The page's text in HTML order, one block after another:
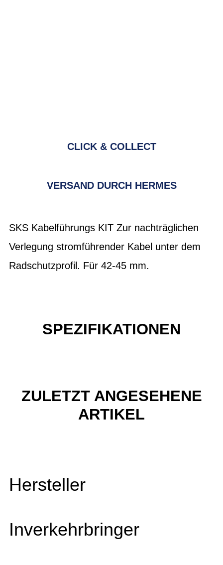
CLICK & COLLECT
VERSAND DURCH HERMES
SKS Kabelführungs KIT Zur nachträglichen
Verlegung stromführender Kabel unter dem
Radschutzprofil. Für 42-45 mm.
SPEZIFIKATIONEN
ZULETZT ANGESEHENE
ARTIKEL
Hersteller
Inverkehrbringer